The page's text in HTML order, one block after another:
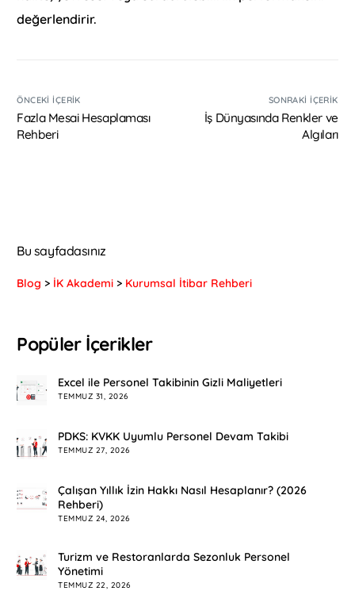
değerlendirir.
ÖNCEKI İÇERIK
Fazla Mesai Hesaplaması
Rehberi
SONRAKI İÇERIK
İş Dünyasında Renkler ve
Algıları
Bu sayfadasınız
Blog > İK Akademi > Kurumsal İtibar Rehberi
Popüler İçerikler
Excel ile Personel Takibinin Gizli Maliyetleri
TEMMUZ 31, 2026
PDKS: KVKK Uyumlu Personel Devam Takibi
TEMMUZ 27, 2026
Çalışan Yıllık İzin Hakkı Nasıl Hesaplanır? (2026
Rehberi)
TEMMUZ 24, 2026
Turizm ve Restoranlarda Sezonluk Personel
Yönetimi
TEMMUZ 22, 2026